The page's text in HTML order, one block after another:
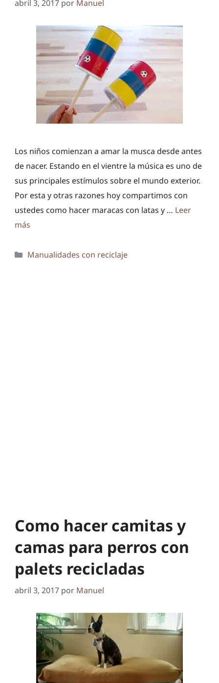
abril 3, 2017 por Manuel
Los niños comienzan a amar la musca desde antes
de nacer. Estando en el vientre la música es uno de
sus principales estímulos sobre el mundo exterior.
Por esta y otras razones hoy compartimos con
ustedes como hacer maracas con latas y … Leer
más
Categorías
Manualidades con reciclaje
Como hacer camitas y
camas para perros con
palets recicladas
abril 3, 2017 por Manuel